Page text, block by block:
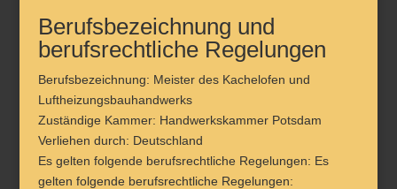
Berufsbezeichnung und
berufsrechtliche Regelungen
Berufsbezeichnung: Meister des Kachelofen und
Luftheizungsbauhandwerks
Zuständige Kammer: Handwerkskammer Potsdam
Verliehen durch: Deutschland
Es gelten folgende berufsrechtliche Regelungen: Es
gelten folgende berufsrechtliche Regelungen: